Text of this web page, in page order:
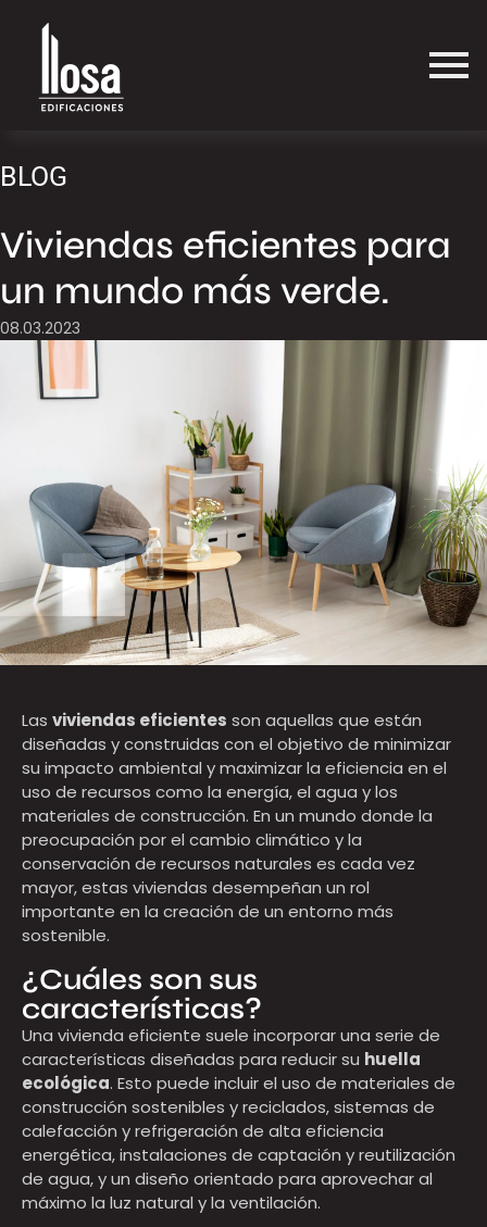
BLOG
Viviendas eficientes para
un mundo más verde.
08.03.2023
Las viviendas eficientes son aquellas que están
diseñadas y construidas con el objetivo de minimizar
su impacto ambiental y maximizar la eficiencia en el
uso de recursos como la energía, el agua y los
materiales de construcción. En un mundo donde la
preocupación por el cambio climático y la
conservación de recursos naturales es cada vez
mayor, estas viviendas desempeñan un rol
importante en la creación de un entorno más
sostenible.
¿Cuáles son sus
características?
Una vivienda eficiente suele incorporar una serie de
características diseñadas para reducir su huella
ecológica. Esto puede incluir el uso de materiales de
construcción sostenibles y reciclados, sistemas de
calefacción y refrigeración de alta eficiencia
energética, instalaciones de captación y reutilización
de agua, y un diseño orientado para aprovechar al
máximo la luz natural y la ventilación.